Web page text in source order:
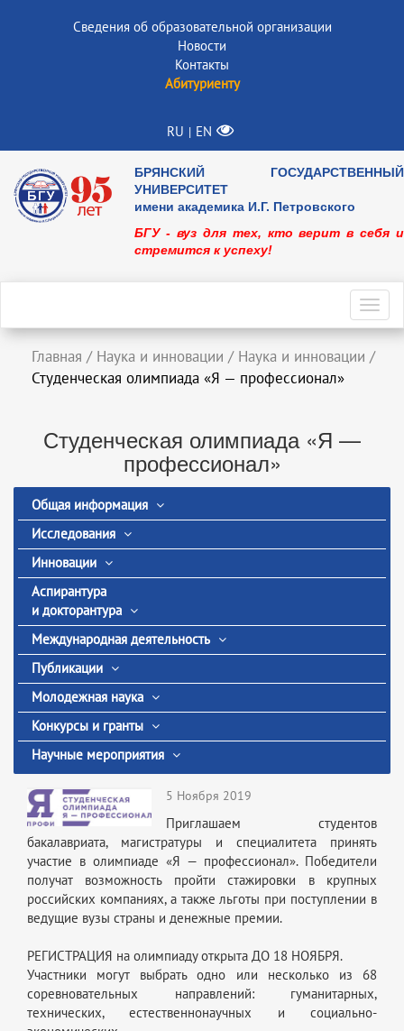
Сведения об образовательной организации
Новости
Контакты
Абитуриенту
RU | EN
БРЯНСКИЙ ГОСУДАРСТВЕННЫЙ
УНИВЕРСИТЕТ
имени академика И.Г. Петровского
БГУ - вуз для тех, кто верит в себя и
стремится к успеху!
Главная / Наука и инновации / Наука и инновации /
Студенческая олимпиада «Я — профессионал»
Студенческая олимпиада «Я —
профессионал»
Общая информация
Исследования
Инновации
Аспирантура
и докторантура
Международная деятельность
Публикации
Молодежная наука
Конкурсы и гранты
Научные мероприятия
5 Ноября 2019
Приглашаем студентов
бакалавриата, магистратуры и специалитета принять
участие в олимпиаде «Я — профессионал». Победители
получат возможность пройти стажировки в крупных
российских компаниях, а также льготы при поступлении в
ведущие вузы страны и денежные премии.
РЕГИСТРАЦИЯ на олимпиаду открыта ДО 18 НОЯБРЯ.
Участники могут выбрать одно или несколько из 68
соревновательных направлений: гуманитарных,
технических, естественнонаучных и социально-